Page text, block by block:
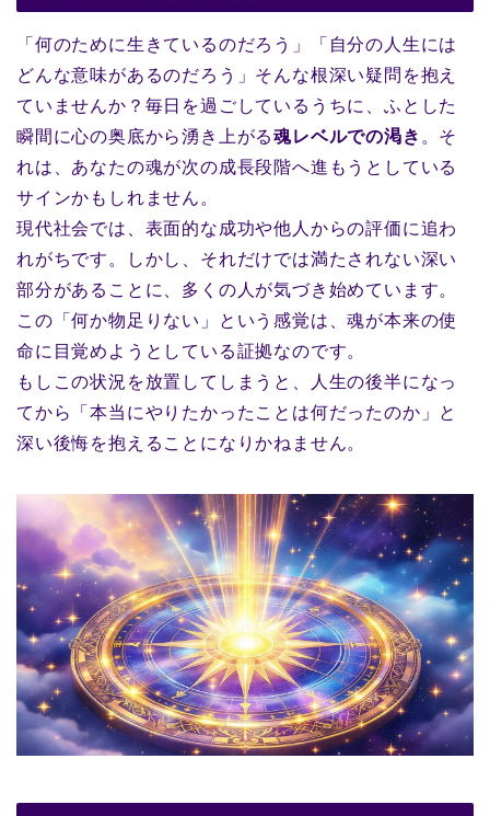
「何のために生きているのだろう」「自分の人生には
どんな意味があるのだろう」そんな根深い疑問を抱え
ていませんか？毎日を過ごしているうちに、ふとした
瞬間に心の奥底から湧き上がる魂レベルでの渇き 。そ
れは、あなたの魂が次の成長段階へ進もうとしている
サインかもしれません。
現代社会では、表面的な成功や他人からの評価に追わ
れがちです。しかし、それだけでは満たされない深い
部分があることに、多くの人が気づき始めています。
この「何か物足りない」という感覚は、魂が本来の使
命に目覚めようとしている証拠なのです。
もしこの状況を放置してしまうと、人生の後半になっ
てから「本当にやりたかったことは何だったのか」と
深い後悔を抱えることになりかねません。